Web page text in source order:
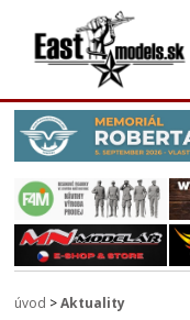
úvod >Aktuality